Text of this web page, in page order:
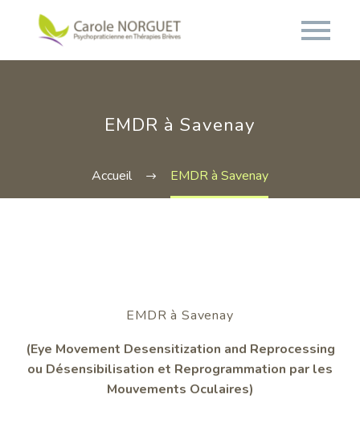
EMDR à Savenay
Accueil EMDR à Savenay
EMDR à Savenay
(Eye Movement Desensitization and Reprocessing
ou Désensibilisation et Reprogrammation par les
Mouvements Oculaires)